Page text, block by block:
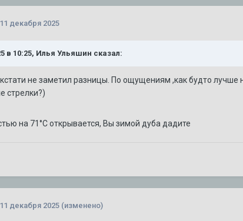
11 декабря 2025
в 10:25, Илья Ульяшин сказал:
не заметил разницы. По ощущениям ,как будто лучше
стрелки?)
на 71°С открывается, Вы зимой дуба дадите
11 декабря 2025 (изменено)